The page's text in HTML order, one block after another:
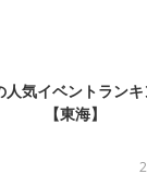
人気イベントラン
【東海】